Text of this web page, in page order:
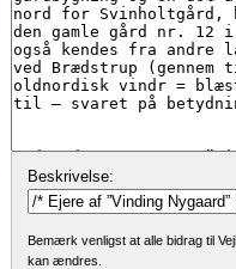
Beskrivelse:
Bemærk venligst at alle bidrag til
kan ændres.